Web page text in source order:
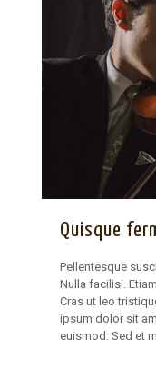
Quisque
Pellentesque
Nulla facilisi.
Cras ut leo
ipsum dolor sit
euismod. Sed et